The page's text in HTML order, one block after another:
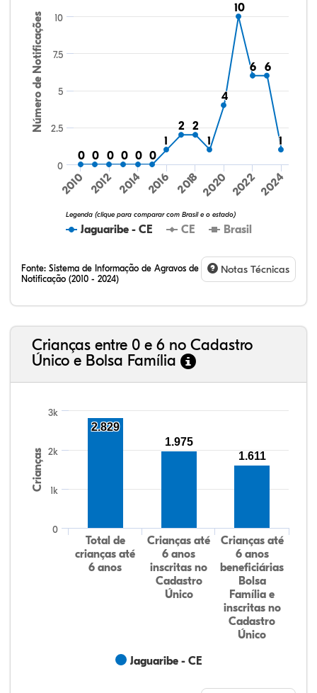
Número de Notificações
0
0 0
0 0
0 0
0 0
0 0
0
11
2
2 2
2
11
4
4
10
10
6
6 6
6
11
Jaguaribe - CE CE Brasil
Legenda (clique para comparar com Brasil e o estado)
2010 2012 2014 2016 2018 2020 2022 2024
0
2.5
5
7.5
10
Fonte: Sistema de Informação de Agravos de
Notificação (2010 - 2024)
Notas Técnicas
Crianças entre 0 e 6 no Cadastro
Único e Bolsa Família
Crianças
Jaguaribe - CE
Total de
crianças até
6 anos
Crianças até
6 anos
inscritas no
Cadastro
Único
Crianças até
6 anos
beneficiárias
Bolsa
Família e
inscritas no
Cadastro
Único
0
1k
2k
3k
2.829
1.975
1.611
10,68%
2,65%
0,33%
74,03%
0,39%
11,93%
32,57%
9,24%
0,46%
54,88%
1,27%
1,56%